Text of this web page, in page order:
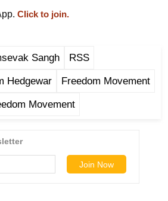
Click to join.
Sangh RSS
Hedgewar Freedom Movement
Movement